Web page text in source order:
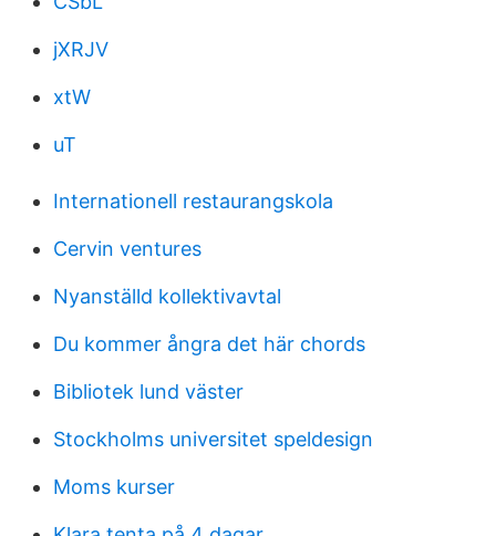
jXRJV
xtW
uT
Internationell restaurangskola
Cervin ventures
Nyanställd kollektivavtal
Du kommer ångra det här chords
Bibliotek lund väster
Stockholms universitet speldesign
Moms kurser